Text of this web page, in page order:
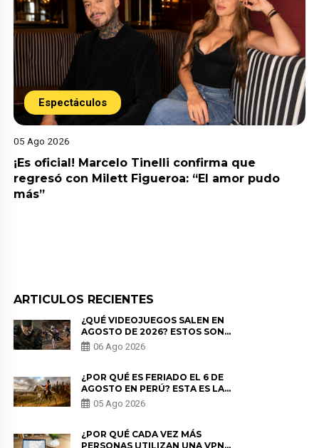
Espectáculos
05 Ago 2026
¡Es oficial! Marcelo Tinelli confirma que
regresó con Milett Figueroa: “El amor pudo
más”
ARTICULOS RECIENTES
¿QUÉ VIDEOJUEGOS SALEN EN
AGOSTO DE 2026? ESTOS SON
LOS ESTRENOS MÁS ESPERADOS
06 Ago 2026
¿POR QUÉ ES FERIADO EL 6 DE
AGOSTO EN PERÚ? ESTA ES LA
HISTORIA
05 Ago 2026
¿POR QUÉ CADA VEZ MÁS
PERSONAS UTILIZAN UNA VPN